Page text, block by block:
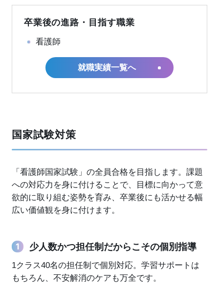
卒業後の進路・目指す職業
看護師
就職実績一覧へ
国家試験対策
「看護師国家試験」の全員合格を目指します。課題
への対応力を身に付けることで、目標に向かって意
欲的に取り組む姿勢を育み、卒業後にも活かせる幅
広い価値観を身に付けます。
少人数かつ担任制だからこその個別指導
1クラス40名の担任制で個別対応。学習サポートは
もちろん、不安解消のケアも万全です。